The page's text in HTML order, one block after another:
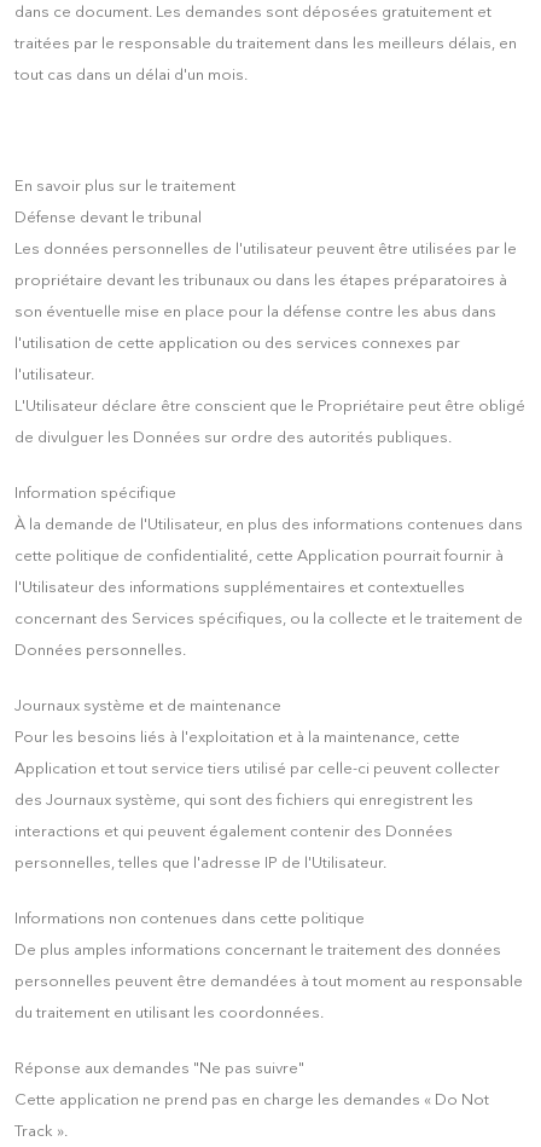
dans ce document. Les demandes sont déposées gratuitement et
traitées par le responsable du traitement dans les meilleurs délais, en
tout cas dans un délai d'un mois.
En savoir plus sur le traitement
Défense devant le tribunal
Les données personnelles de l'utilisateur peuvent être utilisées par le
propriétaire devant les tribunaux ou dans les étapes préparatoires à
son éventuelle mise en place pour la défense contre les abus dans
l'utilisation de cette application ou des services connexes par
l'utilisateur.
L'Utilisateur déclare être conscient que le Propriétaire peut être obligé
de divulguer les Données sur ordre des autorités publiques.
Information spécifique
À la demande de l'Utilisateur, en plus des informations contenues dans
cette politique de confidentialité, cette Application pourrait fournir à
l'Utilisateur des informations supplémentaires et contextuelles
concernant des Services spécifiques, ou la collecte et le traitement de
Données personnelles.
Journaux système et de maintenance
Pour les besoins liés à l'exploitation et à la maintenance, cette
Application et tout service tiers utilisé par celle-ci peuvent collecter
des Journaux système, qui sont des fichiers qui enregistrent les
interactions et qui peuvent également contenir des Données
personnelles, telles que l'adresse IP de l'Utilisateur.
Informations non contenues dans cette politique
De plus amples informations concernant le traitement des données
personnelles peuvent être demandées à tout moment au responsable
du traitement en utilisant les coordonnées.
Réponse aux demandes "Ne pas suivre"
Cette application ne prend pas en charge les demandes « Do Not
Track ».